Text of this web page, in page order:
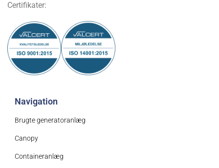
Certifikater:
Navigation
Brugte generatoranlæg
Canopy
Containeranlæg